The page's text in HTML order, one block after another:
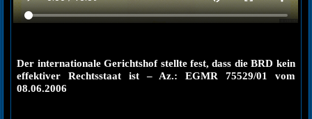
Der internationale Gerichtshof stellte fest, dass die BRD kein
effektiver Rechtsstaat ist – Az.: EGMR 75529/01 vom
08.06.2006